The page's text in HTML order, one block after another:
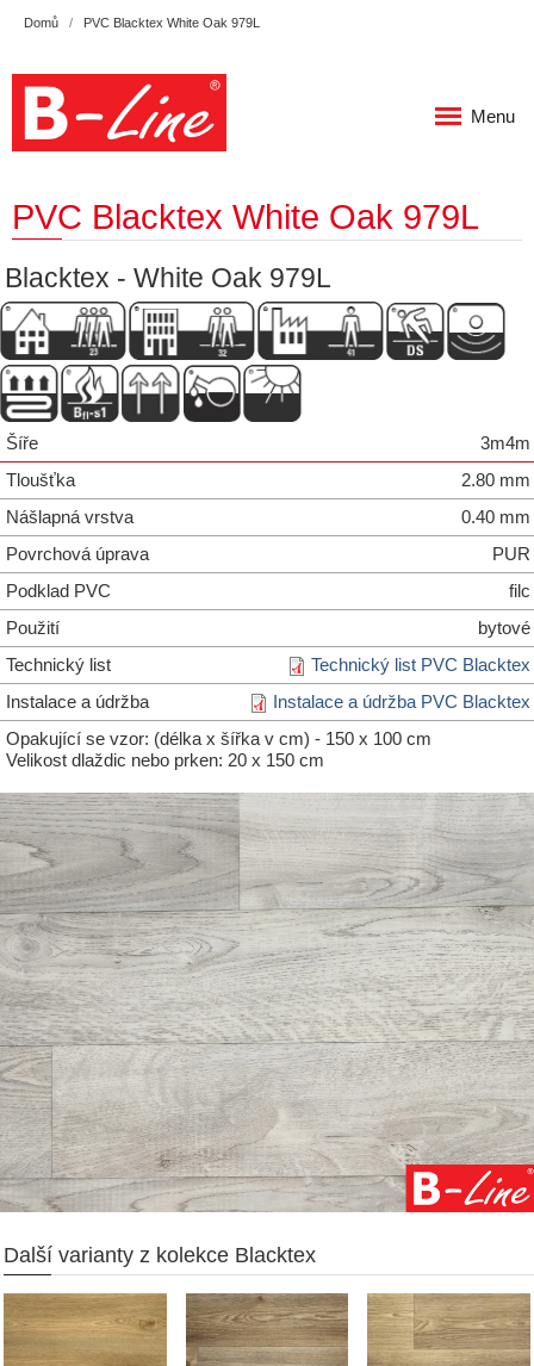
Domů PVC Blacktex White Oak 979L
Menu
PVC Blacktex White Oak 979L
Blacktex - White Oak 979L
Šíře
3m4m
Tloušťka
2.80 mm
Nášlapná vrstva
0.40 mm
Povrchová úprava
PUR
Podklad PVC
filc
Použití
bytové
Technický list
Technický list PVC Blacktex
Instalace a údržba
Instalace a údržba PVC Blacktex
Opakující se vzor: (délka x šířka v cm) - 150 x 100 cm
Velikost dlaždic nebo prken: 20 x 150 cm
Další varianty z kolekce Blacktex